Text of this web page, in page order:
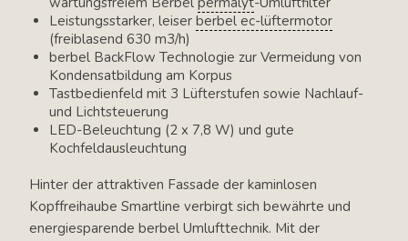
Leistungsstarker, leiser berbel ec-lüftermotor
(freiblasend 630 m3/h)
berbel BackFlow Technologie zur Vermeidung von
Kondensatbildung am Korpus
Tastbedienfeld mit 3 Lüfterstufen sowie Nachlauf-
und Lichtsteuerung
LED-Beleuchtung (2 x 7,8 W) und gute
Kochfeldausleuchtung
Hinter der attraktiven Fassade der kaminlosen
Kopffreihaube Smartline verbirgt sich bewährte und
energiesparende berbel Umlufttechnik. Mit der